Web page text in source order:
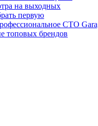
на выходных
первую
СТО
топовых брендов